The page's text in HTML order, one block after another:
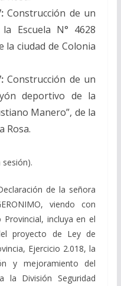
:Construcción de un
Escuela N° 4628
la ciudad de Colonia
:Construcción de un
deportivo de la
Manero”, de la
Rosa.
de la señora
viendo con
incluya en el
proyecto de Ley de
Ejercicio 2.018, la
y mejoramiento del
la División Seguridad